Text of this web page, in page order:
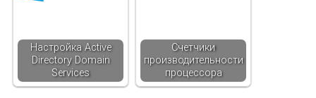
Настройка Active
Directory Domain
Services
Счетчики
производительности
процессора